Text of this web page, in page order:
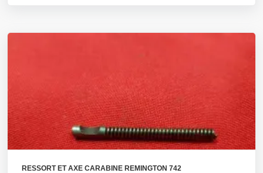
RESSORT ET AXE CARABINE REMINGTON 742